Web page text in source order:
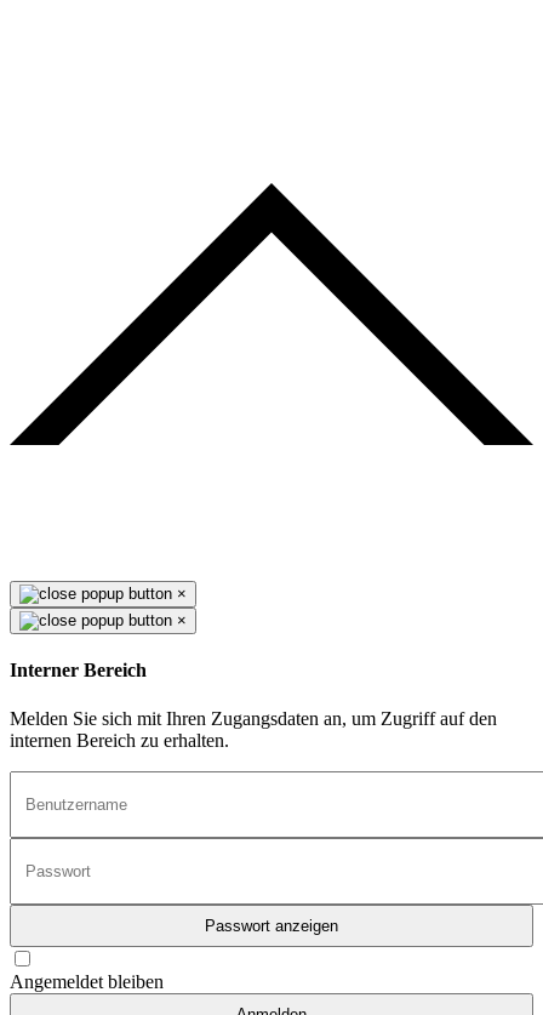
×
×
Interner Bereich
Melden Sie sich mit Ihren Zugangsdaten an, um Zugriff auf den
internen Bereich zu erhalten.
Passwort anzeigen
Angemeldet bleiben